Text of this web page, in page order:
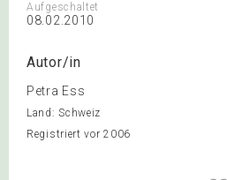
Aufgeschaltet
08.02.2010
Autor/in
Petra Ess
Land: Schweiz
Registriert vor 2006